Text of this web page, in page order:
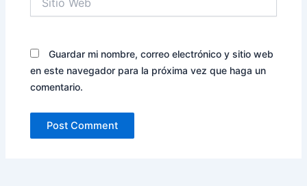
Web
Guardar mi nombre, correo electrónico y sitio web
en este navegador para la próxima vez que haga un
comentario.